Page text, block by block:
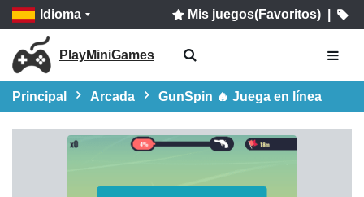
Idioma Mis juegos(Favoritos)|
PlayMiniGames
Principal Arcada GunSpin 🔥 Juega en línea